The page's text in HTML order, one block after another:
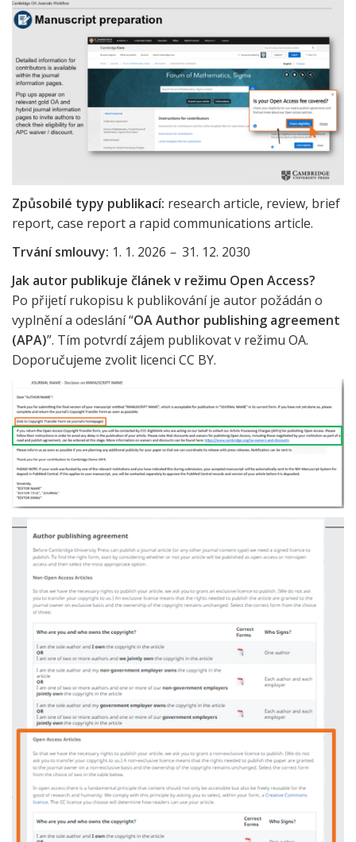
Způsobilé typy publikací: research article, review, brief
report, case report a rapid communications article.
Trvání smlouvy: 1. 1. 2026 –⁠⁠⁠⁠⁠⁠ 31. 12. 2030
Jak autor publikuje článek v režimu Open Access?
Po přijetí rukopisu k publikování je autor požádán o
vyplnění a odeslání “OA Author publishing agreement
(APA)”. Tím potvrdí zájem publikovat v režimu OA.
Doporučujeme zvolit licenci CC BY.